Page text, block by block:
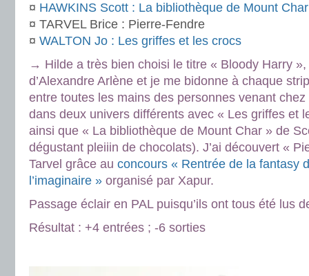
¤ HAWKINS Scott : La bibliothèque de Mount Char
¤ TARVEL Brice : Pierre-Fendre
¤ WALTON Jo : Les griffes et les crocs
→ Hilde a très bien choisi le titre « Bloody Harry
d’Alexandre Arlène et je me bidonne à chaque
entre toutes les mains des personnes venant chez
dans deux univers différents avec « Les griffes et
ainsi que « La bibliothèque de Mount Char » de
dégustant pleiiin de chocolats). J’ai découvert «
Tarvel grâce au concours « Rentrée de la fantasy
l’imaginaire » organisé par Xapur.
Passage éclair en PAL puisqu’ils ont tous été lus
Résultat : +4 entrées ; -6 sorties